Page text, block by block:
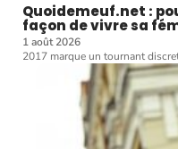
Quoidemeuf.net :
façon de vivre sa
1 août 2026
2017 marque un tournant